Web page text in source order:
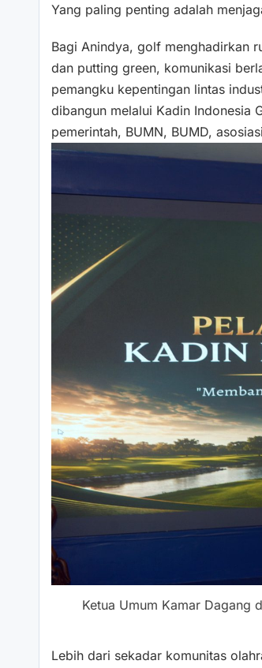
Yang paling penting adalah
Bagi Anindya, golf menghadirkan
dan putting green, komunikasi
pemangku kepentingan lintas
dibangun melalui Kadin Indonesia
pemerintah, BUMN, BUMD,
Ketua Umum Kamar Dagang
Lebih dari sekadar komunitas